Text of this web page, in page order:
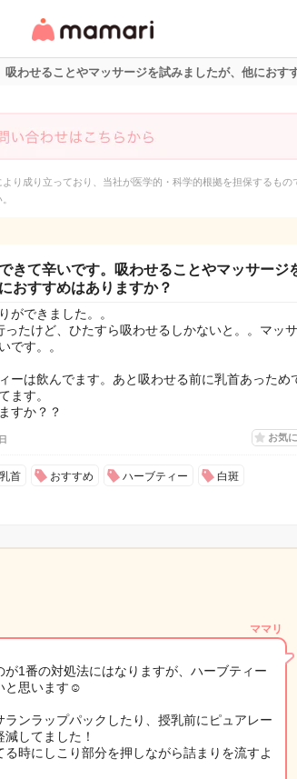
リ・情報サイト
わせることやマッサージを試みましたが、他におす
り成り立っており、当社が医学的・科学的根拠を担保するもの
きて辛いです。吸わせることやマッサージ
おすすめはありますか？
ができました。。
ったけど、ひたすら吸わせるしかないと。。マッ
です。。
ーは飲んでます。あと吸わせる前に乳首あっため
ます。
すか？？
お気
乳首 おすすめ ハーブティー 白斑
ママリ
1番の対処法にはなりますが、ハーブティー
と思います☺️
ンラップパックしたり、授乳前にピュアレー
してました！
る時にしこり部分を押しながら詰まりを流すよ